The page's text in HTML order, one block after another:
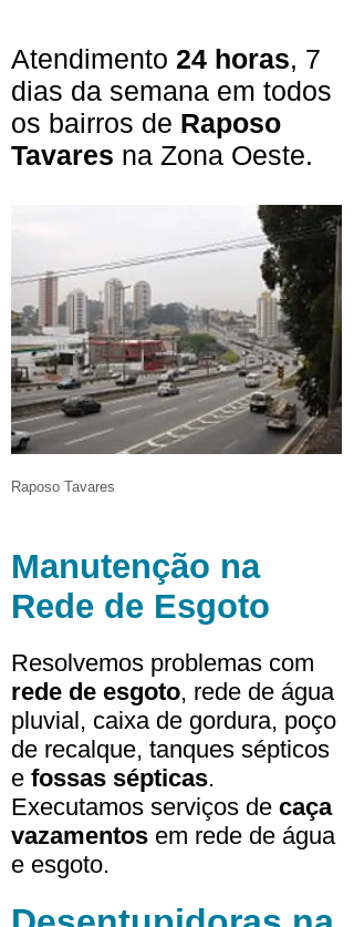
​Atendimento 24 horas, 7
dias da semana em todos
os bairros de Raposo
Tavares na Zona Oeste.
Raposo Tavares
Manutenção na
Rede de Esgoto
Resolvemos problemas com
rede de esgoto, rede de água
pluvial, caixa de gordura, poço
de recalque, tanques sépticos
e fossas sépticas.
Executamos serviços de caça
vazamentos em rede de água
e esgoto.